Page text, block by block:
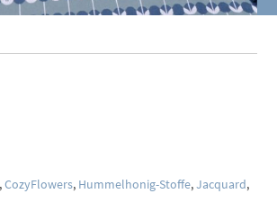
,CozyFlowers, Hummelhonig-Stoffe,Jacquard,